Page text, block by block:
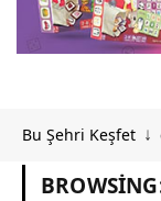
Bu Şehri Keşfet ↓